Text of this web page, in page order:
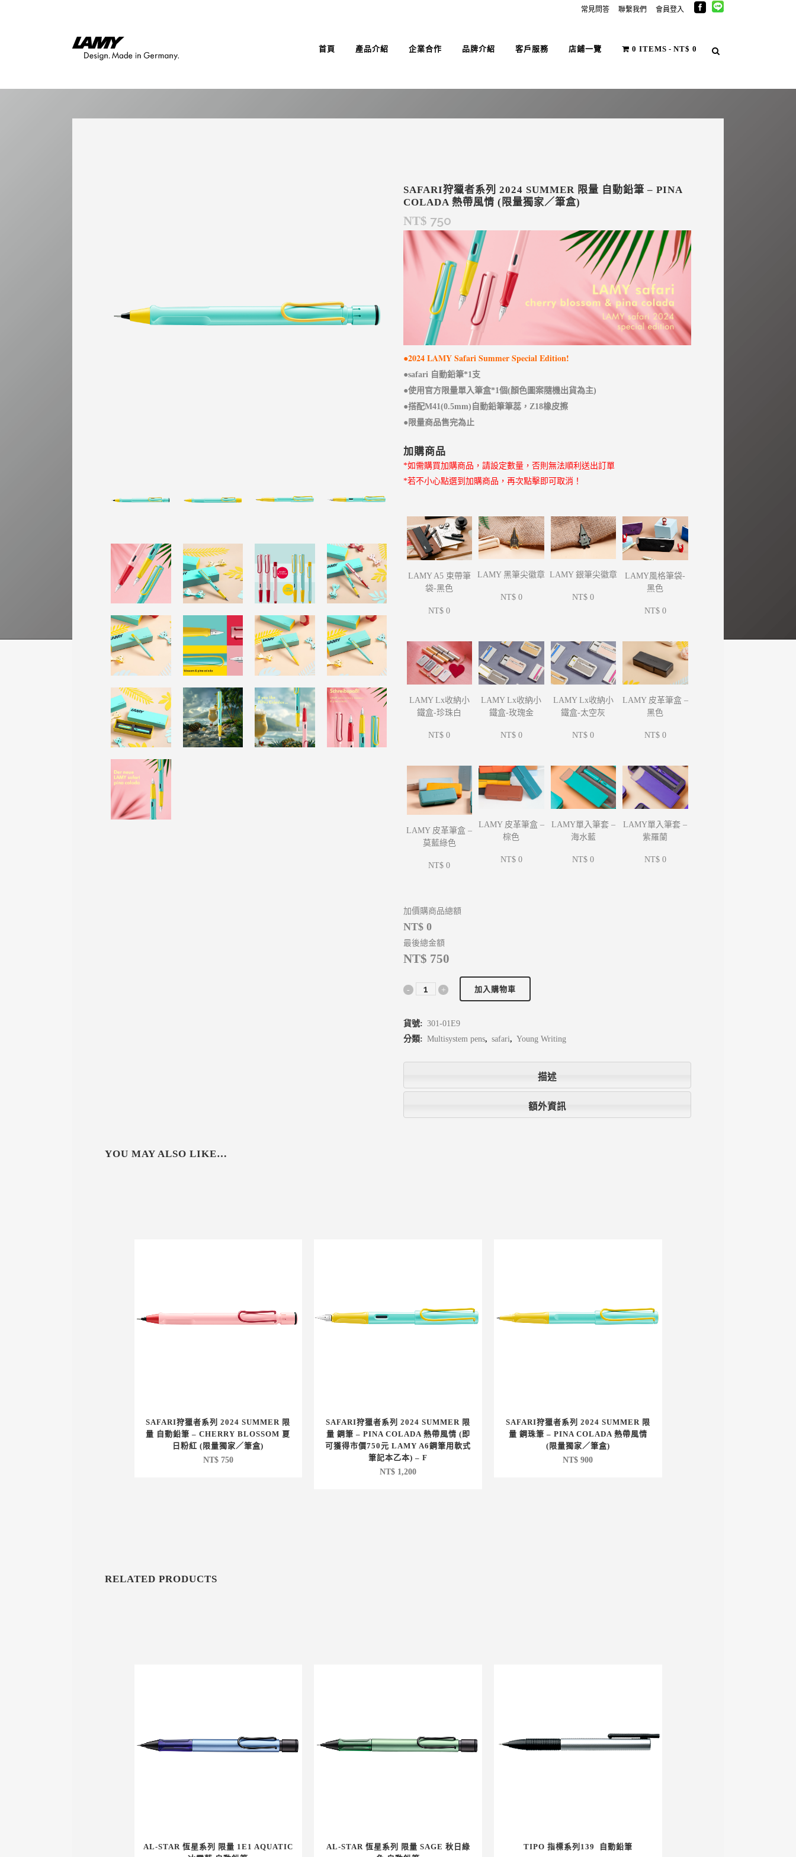
常見問答 聯繫我們 會員登入
首頁 產品介紹 企業合作 品牌介紹 客戶服務 店鋪一覽 0 ITEMS NT$ 0
SAFARI狩獵者系列 2024 SUMMER 限量 自動鉛筆 – PINA
COLADA 熱帶風情 (限量獨家／筆盒)
NT$ 750
●2024 LAMY Safari Summer Special Edition!
●safari 自動鉛筆*1支
●使用官方限量單入筆盒*1個(顏色圖案隨機出貨為主)
●搭配M41(0.5mm)自動鉛筆筆蕊，Z18橡皮擦
●限量商品售完為止
加購商品
*如需購買加購商品，請設定數量，否則無法順利送出訂單
*若不小心點選到加購商品，再次點擊即可取消！
LAMY A5 束帶筆
袋-黑色
NT$ 0
LAMY 黑筆尖徽章
NT$ 0
LAMY 銀筆尖徽章
NT$ 0
LAMY風格筆袋-
黑色
NT$ 0
LAMY Lx收納小
鐵盒-珍珠白
NT$ 0
LAMY Lx收納小
鐵盒-玫瑰金
NT$ 0
LAMY Lx收納小
鐵盒-太空灰
NT$ 0
LAMY 皮革筆盒 –
黑色
NT$ 0
LAMY 皮革筆盒 –
莫藍綠色
NT$ 0
LAMY 皮革筆盒 –
棕色
NT$ 0
LAMY單入筆套 –
海水藍
NT$ 0
LAMY單入筆套 –
紫羅蘭
NT$ 0
加價購商品總額
NT$ 0
最後總金額
NT$ 750
加入購物車
貨號: 301-01E9
分類: Multisystem pens, safari, Young Writing
描述
額外資訊
YOU MAY ALSO LIKE…
SAFARI狩獵者系列 2024 SUMMER 限
量 自動鉛筆 – CHERRY BLOSSOM 夏
日粉紅 (限量獨家／筆盒)
NT$750
SAFARI狩獵者系列 2024 SUMMER 限
量 鋼筆 – PINA COLADA 熱帶風情 (即
可獲得市價750元 LAMY A6鋼筆用軟式
筆記本乙本) – F
NT$ 1,200
SAFARI狩獵者系列 2024 SUMMER 限
量 鋼珠筆 – PINA COLADA 熱帶風情
(限量獨家／筆盒)
NT$ 900
RELATED PRODUCTS
AL-STAR 恆星系列 限量 1E1 AQUATIC
AL-STAR 恆星系列 限量 SAGE 秋日綠
TIPO 指標系列139 自動鉛筆